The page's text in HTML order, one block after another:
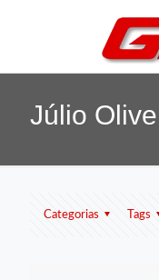
Júlio
Categorias Tags